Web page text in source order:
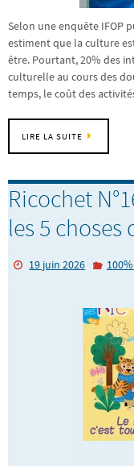
Selon une enquête IFOP
estiment que la culture
être. Pourtant, 20% des
culturelle au cours des
temps, le coût des
LIRE LA SUITE
Ricochet
les 5 choses
19 juin 2026